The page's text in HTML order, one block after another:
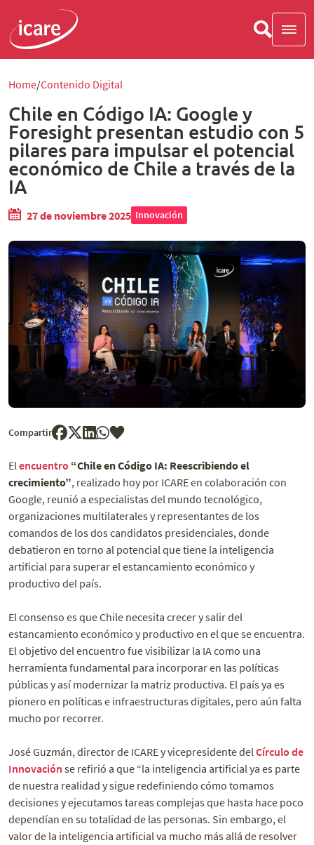
Home Contenido Digital
Chile en Código IA: Google y
Foresight presentan estudio con 5
pilares para impulsar el potencial
económico de Chile a través de la
IA
27 de noviembre 2025 Innovación
Compartir
Elencuentro “Chile en Código IA: Reescribiendo el
crecimiento”, realizado hoy por ICARE en colaboración con
Google, reunió a especialistas del mundo tecnológico,
organizaciones multilaterales y representantes de los
comandos de los dos candidatos presidenciales, donde
debatieron en torno al potencial que tiene la inteligencia
artificial para superar el estancamiento económico y
productivo del país.
El consenso es que Chile necesita crecer y salir del
estancamiento económico y productivo en el que se encuentra.
El objetivo del encuentro fue visibilizar la IA como una
herramienta fundamental para incorporar en las políticas
públicas y así modernizar la matriz productiva. El país ya es
pionero en políticas e infraestructuras digitales, pero aún falta
mucho por recorrer.
José Guzmán, director de ICARE y vicepresidente delCírculo de
Innovación se refirió a que “la inteligencia artificial ya es parte
de nuestra realidad y sigue redefiniendo cómo tomamos
decisiones y ejecutamos tareas complejas que hasta hace poco
dependían en su totalidad de las personas. Sin embargo, el
valor de la inteligencia artificial va mucho más allá de resolver